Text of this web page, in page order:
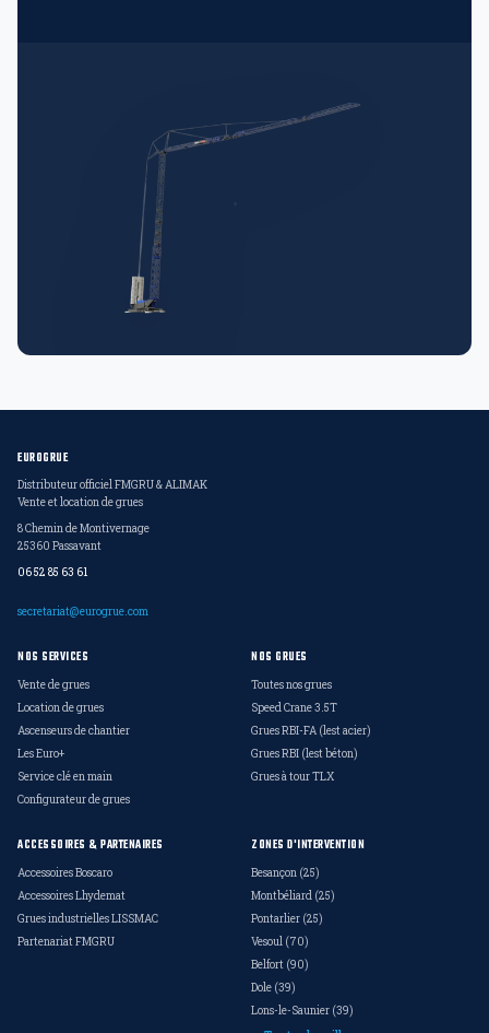
EUROGRUE
Distributeur officiel FMGRU & ALIMAK
Vente et location de grues
8 Chemin de Montivernage
25360 Passavant
06 52 85 63 61
secretariat@eurogrue.com
NOS SERVICES
Vente de grues
Location de grues
Ascenseurs de chantier
Les Euro+
Service clé en main
Configurateur de grues
NOS GRUES
Toutes nos grues
Speed Crane 3.5T
Grues RBI-FA (lest acier)
Grues RBI (lest béton)
Grues à tour TLX
ACCESSOIRES & PARTENAIRES
Accessoires Boscaro
Accessoires Lhydemat
Grues industrielles LISSMAC
Partenariat FMGRU
ZONES D'INTERVENTION
Besançon (25)
Montbéliard (25)
Pontarlier (25)
Vesoul (70)
Belfort (90)
Dole (39)
Lons-le-Saunier (39)